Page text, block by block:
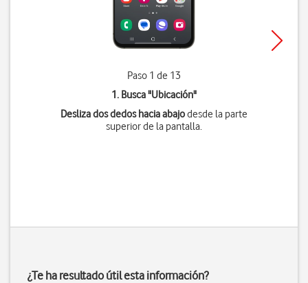
Paso 1 de 13
1. Busca "Ubicación"
Desliza dos dedos hacia abajodesde la parte
superior de la pantalla.
¿Te ha resultado útil esta información?